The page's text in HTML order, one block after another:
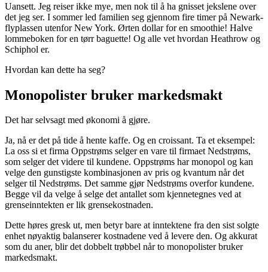
Uansett. Jeg reiser ikke mye, men nok til å ha gnisset jekslene over
det jeg ser. I sommer led familien seg gjennom fire timer på Newark-
flyplassen utenfor New York. Ørten dollar for en smoothie! Halve
lommeboken for en tørr baguette! Og alle vet hvordan Heathrow og
Schiphol er.
Hvordan kan dette ha seg?
Monopolister bruker markedsmakt
Det har selvsagt med økonomi å gjøre.
Ja, nå er det på tide å hente kaffe. Og en croissant. Ta et eksempel:
La oss si et firma Oppstrøms selger en vare til firmaet Nedstrøms,
som selger det videre til kundene. Oppstrøms har monopol og kan
velge den gunstigste kombinasjonen av pris og kvantum når det
selger til Nedstrøms. Det samme gjør Nedstrøms overfor kundene.
Begge vil da velge å selge det antallet som kjennetegnes ved at
grenseinntekten er lik grensekostnaden.
Dette høres gresk ut, men betyr bare at inntektene fra den sist solgte
enhet nøyaktig balanserer kostnadene ved å levere den. Og akkurat
som du aner, blir det dobbelt trøbbel når to monopolister bruker
markedsmakt.